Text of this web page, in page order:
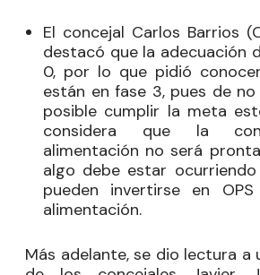
El concejal Carlos Barrios
destacó que la adecuación
0, por lo que pidió
están en fase 3, pues de
posible cumplir la meta
considera que la
alimentación no será
algo debe estar
pueden invertirse en
alimentación.
Más adelante, se dio lectura a